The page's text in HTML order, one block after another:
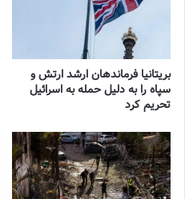
بریتانیا فرماندهان ارشد ارتش و
سپاه را به دلیل حمله به اسرائیل
تحریم کرد